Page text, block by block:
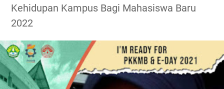
Kehidupan Kampus Bagi Mahasiswa Baru
2022